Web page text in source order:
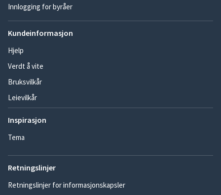
Innlogging for byråer
Kundeinformasjon
Hjelp
Verdt å vite
Bruksvilkår
Leievilkår
Inspirasjon
Tema
Retningslinjer
Retningslinjer for informasjonskapsler